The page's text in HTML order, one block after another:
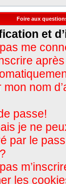
Foire aux
et
me
nom
passe!
je ne
par le
les